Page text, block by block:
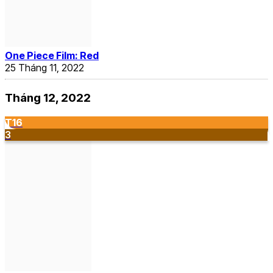
One Piece Film: Red
25 Tháng 11, 2022
Tháng 12, 2022
T16
3